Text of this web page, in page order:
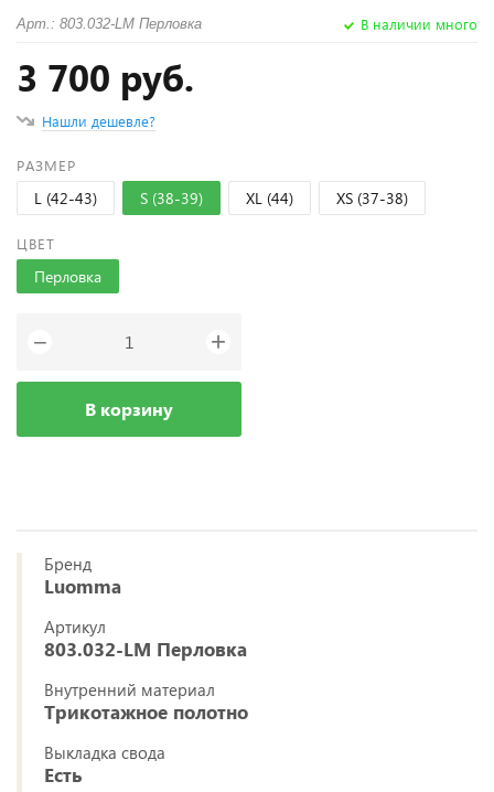
Арт.: 803.032-LM Перловка В наличии много
3 700 руб.
Нашли дешевле?
РАЗМЕР
L (42-43) S (38-39) XL (44) XS (37-38)
ЦВЕТ
Перловка
− +
В корзину
Бренд
Luomma
Артикул
803.032-LM Перловка
Внутренний материал
Трикотажное полотно
Выкладка свода
Есть